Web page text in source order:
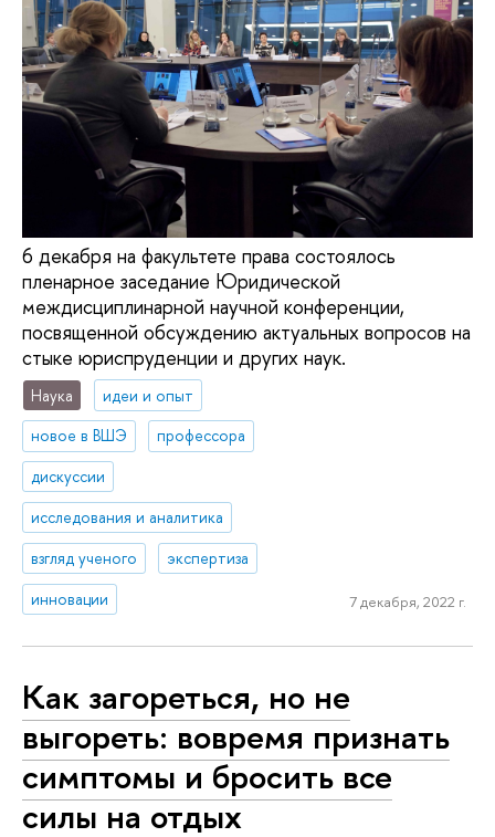
6 декабря на факультете права состоялось
пленарное заседание Юридической
междисциплинарной научной конференции,
посвященной обсуждению актуальных вопросов на
стыке юриспруденции и других наук.
Наука
идеи и опыт
новое в ВШЭ
профессора
дискуссии
исследования и аналитика
взгляд ученого
экспертиза
инновации
7 декабря, 2022 г.
Как загореться, но не
выгореть: вовремя признать
симптомы и бросить все
силы на отдых